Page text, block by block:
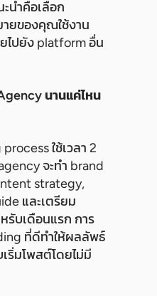
ะนำคือเลือก
ยของคุณใช้งาน
ไปยัง platform อื่น
นานแค่ไหน
ใช้เวลา 2
จะทำ brand
strategy,
และเตรียม
รับเดือนแรก การ
ที่ดีทำให้ผลลัพธ์
เริ่มโพสต์โดยไม่มี